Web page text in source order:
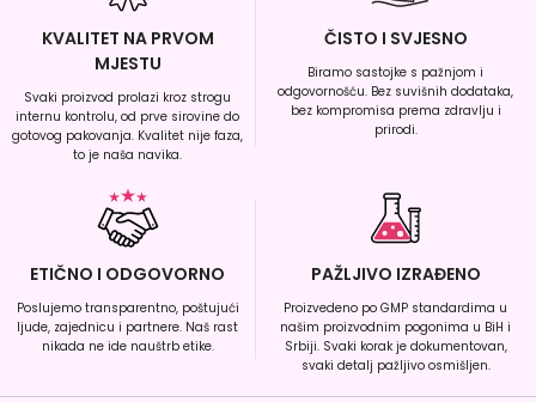
KVALITET NA PRVOM
MJESTU
Svaki proizvod prolazi kroz strogu
internu kontrolu, od prve sirovine do
gotovog pakovanja. Kvalitet nije faza,
to je naša navika.
ČISTO I SVJESNO
Biramo sastojke s pažnjom i
odgovornošću. Bez suvišnih dodataka,
bez kompromisa prema zdravlju i
prirodi.
ETIČNO I ODGOVORNO
Poslujemo transparentno, poštujući
ljude, zajednicu i partnere. Naš rast
nikada ne ide nauštrb etike.
PAŽLJIVO IZRAĐENO
Proizvedeno po GMP standardima u
našim proizvodnim pogonima u BiH i
Srbiji. Svaki korak je dokumentovan,
svaki detalj pažljivo osmišljen.